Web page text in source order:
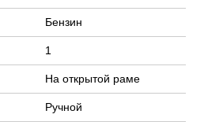
Бензин
1
На открытой раме
Ручной